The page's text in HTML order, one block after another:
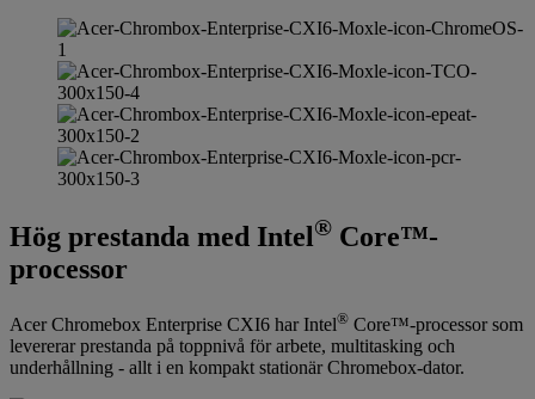
Hög prestanda med Intel ® Core™-
processor
Acer Chromebox Enterprise CXI6 har Intel® Core™-processor som
levererar prestanda på toppnivå för arbete, multitasking och
underhållning - allt i en kompakt stationär Chromebox-dator.